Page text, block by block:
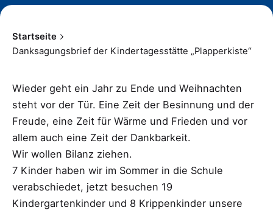
Startseite
Danksagungsbrief der Kindertagesstätte „Plapperkiste“
Wieder geht ein Jahr zu Ende und Weihnachten
steht vor der Tür. Eine Zeit der Besinnung und der
Freude, eine Zeit für Wärme und Frieden und vor
allem auch eine Zeit der Dankbarkeit.
Wir wollen Bilanz ziehen.
7 Kinder haben wir im Sommer in die Schule
verabschiedet, jetzt besuchen 19
Kindergartenkinder und 8 Krippenkinder unsere